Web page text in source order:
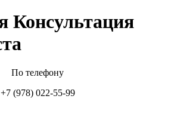
Консультация
По телефону
+7 (978) 022-55-99